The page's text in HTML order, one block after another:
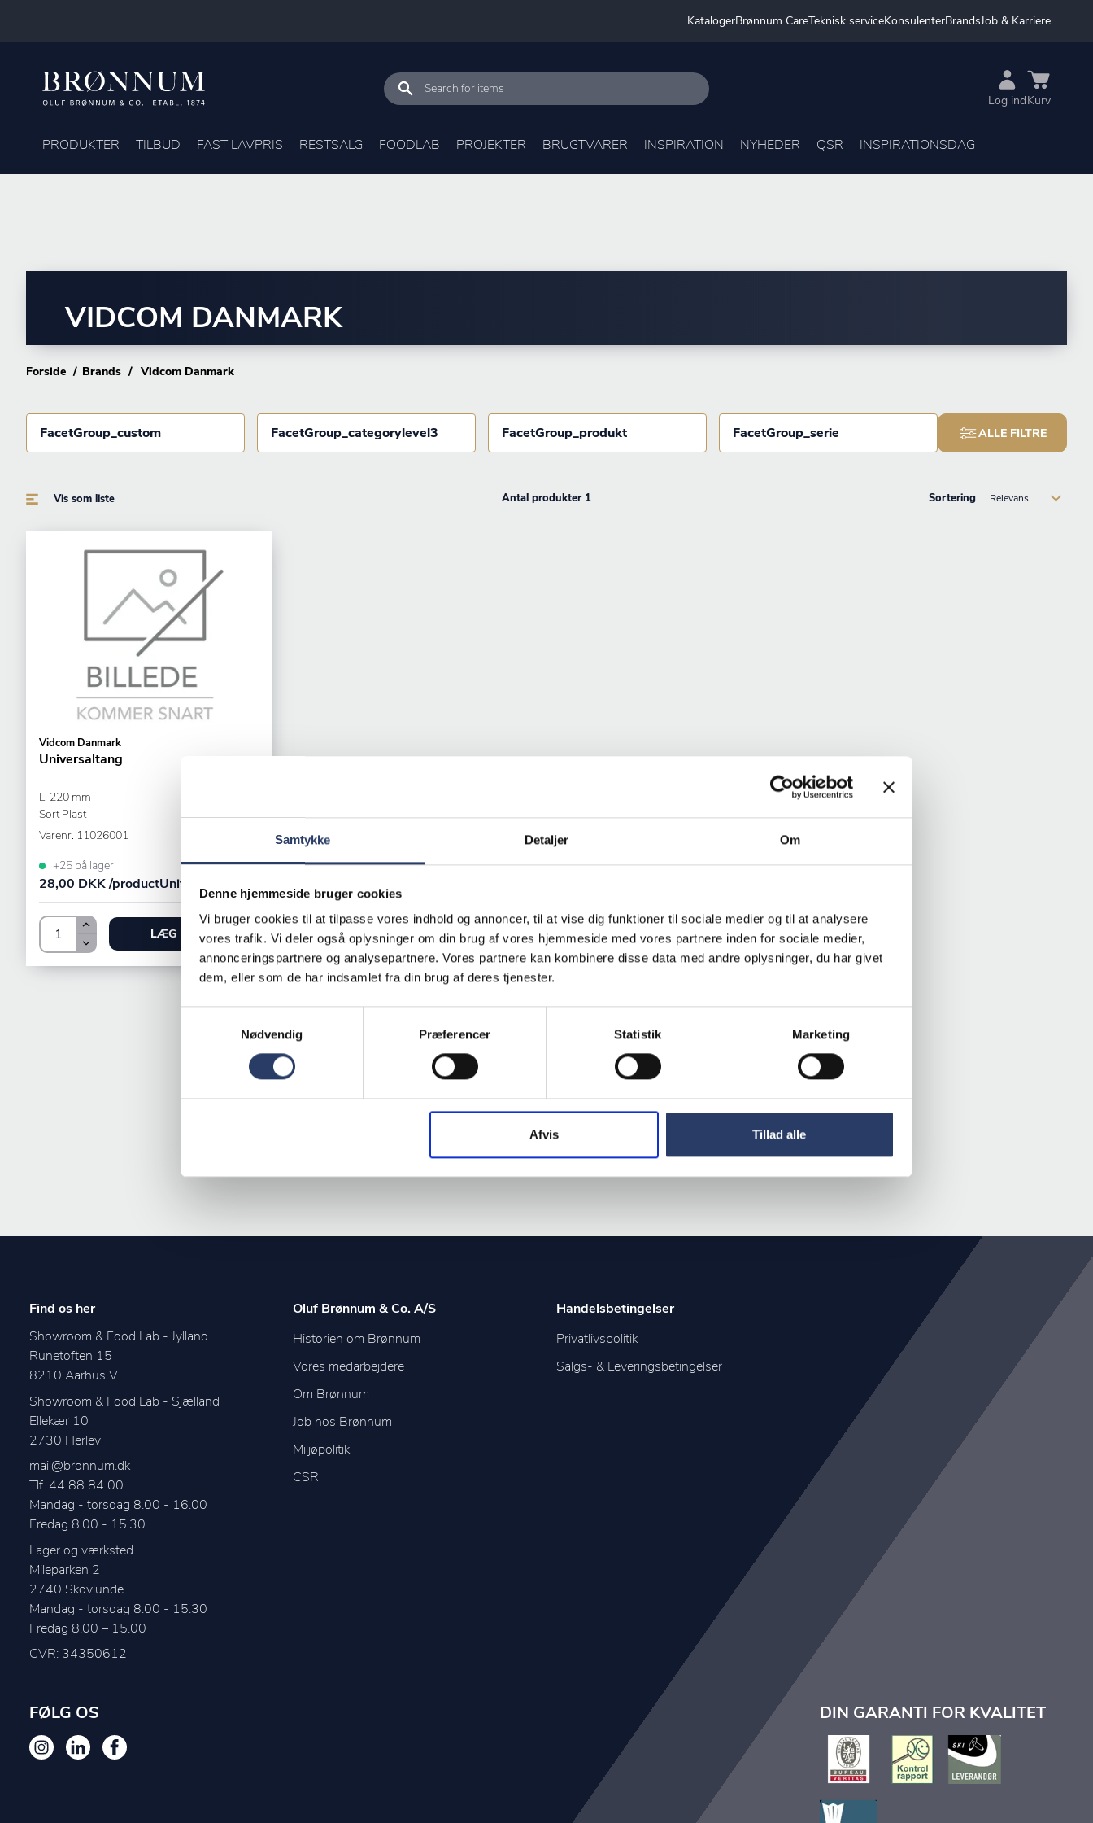
Samtykke Detaljer Om
Denne hjemmeside bruger cookies
Vi bruger cookies til at tilpasse vores indhold og annoncer, til at vise dig funktioner til sociale medier og til at analysere
vores trafik. Vi deler også oplysninger om din brug af vores hjemmeside med vores partnere inden for sociale medier,
annonceringspartnere og analysepartnere. Vores partnere kan kombinere disse data med andre oplysninger, du har givet
dem, eller som de har indsamlet fra din brug af deres tjenester.
Nødvendig
Præferencer Statistik Marketing
Afvis Tillad alle
KatalogerBrønnum CareTeknisk serviceKonsulenterBrandsJob & Karriere
Log indKurv
PRODUKTER TILBUD FAST LAVPRIS RESTSALG FOODLAB PROJEKTER BRUGTVARER INSPIRATION NYHEDER QSR INSPIRATIONSDAG
VIDCOM DANMARK
Forside Brands Vidcom Danmark
FacetGroup_custom FacetGroup_categorylevel3 FacetGroup_produkt FacetGroup_serie ALLE FILTRE
Vis som liste Antal produkter 1 Sortering
Vidcom Danmark
Universaltang
L: 220 mm
Sort Plast
Varenr. 11026001
+25 på lager
28,00 DKK /productUnit
LÆG I KURV
Viser1af 1
Find os her
Showroom & Food Lab - Jylland
Runetoften 15
8210 Aarhus V
Showroom & Food Lab - Sjælland
Ellekær 10
2730 Herlev
mail@bronnum.dk
Tlf. 44 88 84 00
Mandag - torsdag 8.00 - 16.00
Fredag 8.00 - 15.30
Lager og værksted
Mileparken 2
2740 Skovlunde
Mandag - torsdag 8.00 - 15.30
CVR: 34350612
Oluf Brønnum & Co. A/S
Historien om Brønnum
Vores medarbejdere
Om Brønnum
Job hos Brønnum
Miljøpolitik
CSR
Handelsbetingelser
Privatlivspolitik
Salgs- & Leveringsbetingelser
FØLG OS DIN GARANTI FOR KVALITET